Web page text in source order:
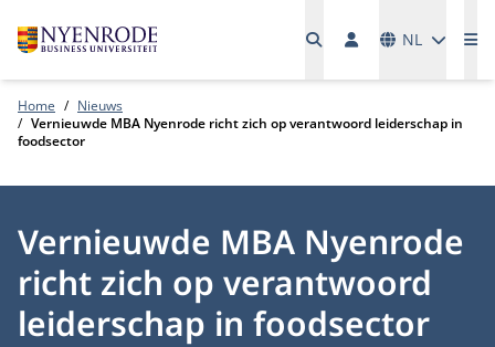
NL
Home
Nieuws
Vernieuwde MBA Nyenrode richt zich op verantwoord leiderschap in
foodsector
Vernieuwde MBA Nyenrode
richt zich op verantwoord
leiderschap in foodsector